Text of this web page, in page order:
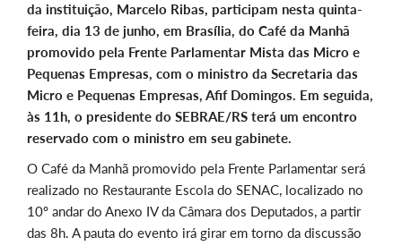
da instituição, Marcelo Ribas, participam nesta quinta-
feira, dia 13 de junho, em Brasília, do Café da Manhã
promovido pela Frente Parlamentar Mista das Micro e
Pequenas Empresas, com o ministro da Secretaria das
Micro e Pequenas Empresas, Afif Domingos. Em seguida,
às 11h, o presidente do SEBRAE/RS terá um encontro
reservado com o ministro em seu gabinete.
O Café da Manhã promovido pela Frente Parlamentar será
realizado no Restaurante Escola do SENAC, localizado no
10º andar do Anexo IV da Câmara dos Deputados, a partir
das 8h. A pauta do evento irá girar em torno da discussão